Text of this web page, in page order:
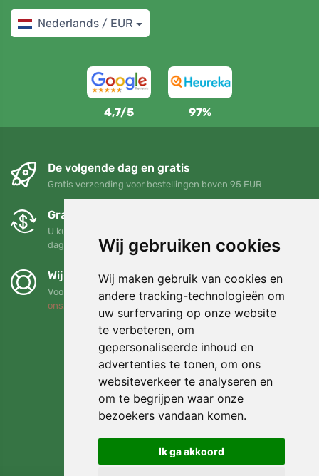
Wij gebruiken cookies
Wij maken gebruik van cookies en
andere tracking-technologieën om
uw surfervaring op onze website
te verbeteren, om
gepersonaliseerde inhoud en
advertenties te tonen, om ons
websiteverkeer te analyseren en
om te begrijpen waar onze
bezoekers vandaan komen.
Ik ga akkoord
Nederlands / EUR
4,7/5 97%
De volgende dag en gratis
Gratis verzending voor bestellingen boven 95 EUR
Gratis ruilen en retourneren
U kunt uw bestelling op elk gewenst moment binnen 90
dagen retourneren of ruilen
Wij steunen Trees.org
Voor elke bestelling planten we een boom! Lees meer Over
ons